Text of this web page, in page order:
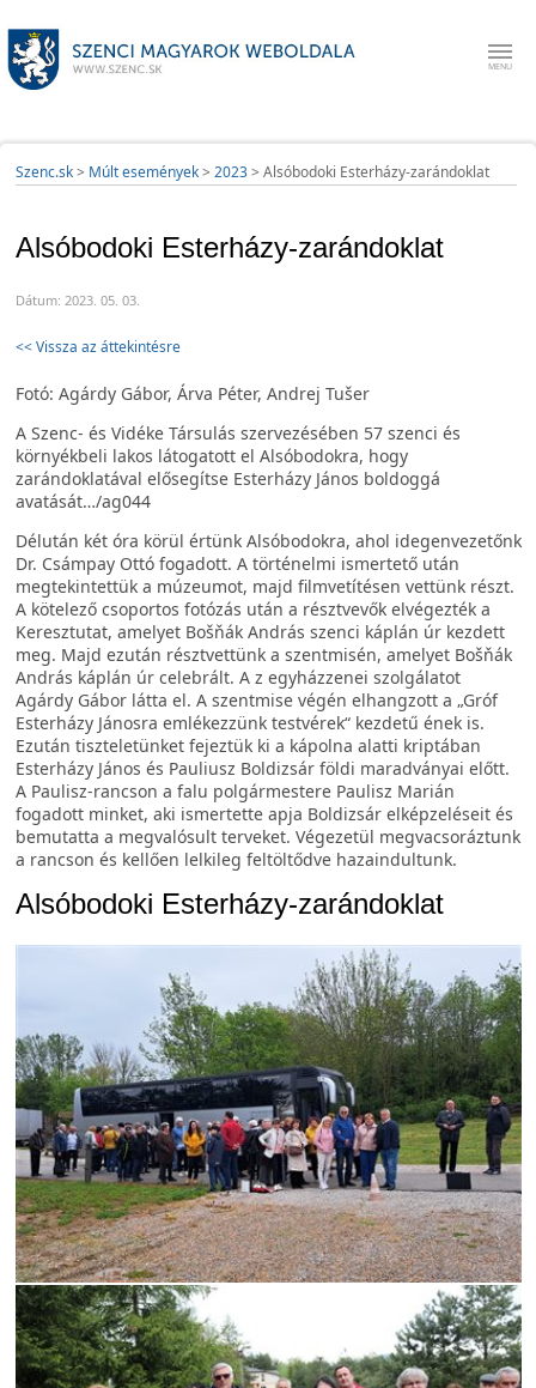
Szenc.sk> Múlt események> 2023> Alsóbodoki Esterházy-zarándoklat
Alsóbodoki Esterházy-zarándoklat
Dátum: 2023. 05. 03.
<< Vissza az áttekintésre
Fotó: Agárdy Gábor, Árva Péter, Andrej Tušer
A Szenc- és Vidéke Társulás szervezésében 57 szenci és
környékbeli lakos látogatott el Alsóbodokra, hogy
zarándoklatával elősegítse Esterházy János boldoggá
avatását…/ag044
Délután két óra körül értünk Alsóbodokra, ahol idegenvezetőnk
Dr. Csámpay Ottó fogadott. A történelmi ismertető után
megtekintettük a múzeumot, majd filmvetítésen vettünk részt.
A kötelező csoportos fotózás után a résztvevők elvégezték a
Keresztutat, amelyet Bošňák András szenci káplán úr kezdett
meg. Majd ezután résztvettünk a szentmisén, amelyet Bošňák
András káplán úr celebrált. A z egyházzenei szolgálatot
Agárdy Gábor látta el. A szentmise végén elhangzott a „Gróf
Esterházy Jánosra emlékezzünk testvérek“ kezdetű ének is.
Ezután tiszteletünket fejeztük ki a kápolna alatti kriptában
Esterházy János és Pauliusz Boldizsár földi maradványai előtt.
A Paulisz-rancson a falu polgármestere Paulisz Marián
fogadott minket, aki ismertette apja Boldizsár elképzeléseit és
bemutatta a megvalósult terveket. Végezetül megvacsoráztunk
a rancson és kellően lelkileg feltöltődve hazaindultunk.
Alsóbodoki Esterházy-zarándoklat